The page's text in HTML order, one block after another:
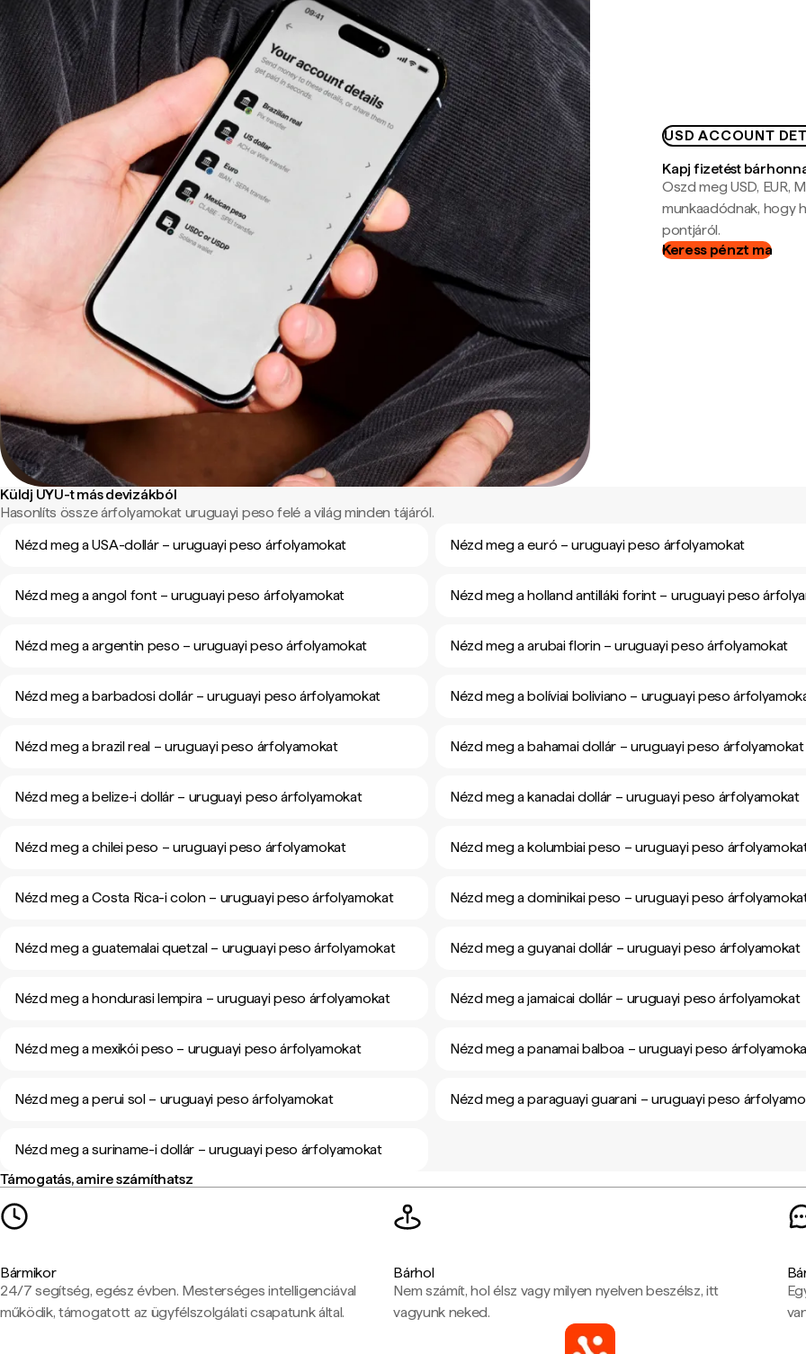
USD ACCOUNT
Kapj fizetést
Oszd meg USD, EUR,
munkaadódnak, hogy
pontjáról.
Keress pénzt ma
Küldj UYU-t más devizákból
Hasonlíts össze árfolyamokat uruguayi peso felé a világ minden tájáról.
Nézd meg a USA-dollár – uruguayi peso árfolyamokat
Nézd meg a euró – uruguayi peso árfolyamokat
Nézd meg a angol font – uruguayi peso árfolyamokat Nézd meg a holland antilláki forint – uruguayi peso
Nézd meg a argentin peso – uruguayi peso árfolyamokat Nézd meg a arubai florin – uruguayi peso árfolyamokat
Nézd meg a barbadosi dollár – uruguayi peso árfolyamokat Nézd meg a bolíviai boliviano – uruguayi peso
Nézd meg a brazil real – uruguayi peso árfolyamokat Nézd meg a bahamai dollár – uruguayi peso árfolyamokat
Nézd meg a belize-i dollár – uruguayi peso árfolyamokat Nézd meg a kanadai dollár – uruguayi peso árfolyamokat
Nézd meg a chilei peso – uruguayi peso árfolyamokat Nézd meg a kolumbiai peso – uruguayi peso
Nézd meg a Costa Rica-i colon – uruguayi peso árfolyamokat Nézd meg a dominikai peso – uruguayi peso
Nézd meg a guatemalai quetzal – uruguayi peso árfolyamokat Nézd meg a guyanai dollár – uruguayi peso árfolyamokat
Nézd meg a hondurasi lempira – uruguayi peso árfolyamokat Nézd meg a jamaicai dollár – uruguayi peso árfolyamokat
Nézd meg a mexikói peso – uruguayi peso árfolyamokat Nézd meg a panamai balboa – uruguayi peso
Nézd meg a perui sol – uruguayi peso árfolyamokat Nézd meg a paraguayi guarani – uruguayi peso
Nézd meg a suriname-i dollár – uruguayi peso árfolyamokat
Támogatás, amire számíthatsz
Bármikor
24/7 segítség, egész évben. Mesterséges intelligenciával
működik, támogatott az ügyfélszolgálati csapatunk által.
Bárhol
Nem számít, hol élsz vagy milyen nyelven beszélsz, itt
vagyunk neked.